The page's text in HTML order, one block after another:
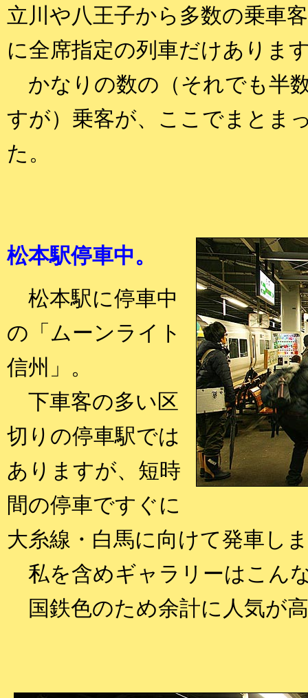
立川や八王子から多数の乗車
に全席指定の列車だけありま
かなりの数の（それでも半
すが）乗客が、ここでまとま
た。
松本駅停車中。
松本駅に停車中
の「ムーンライト
信州」。
下車客の多い区
切りの停車駅では
ありますが、短時
間の停車ですぐに
大糸線・白馬に向けて発車し
私を含めギャラリーはこん
国鉄色のため余計に人気が